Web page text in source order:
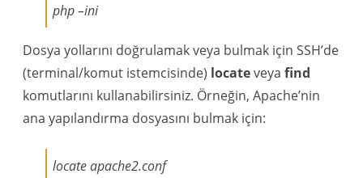
php –ini
Dosya yollarını doğrulamak veya bulmak için SSH’de
(terminal/komut istemcisinde) locateveya find
komutlarını kullanabilirsiniz. Örneğin, Apache’nin
ana yapılandırma dosyasını bulmak için:
locate apache2.conf